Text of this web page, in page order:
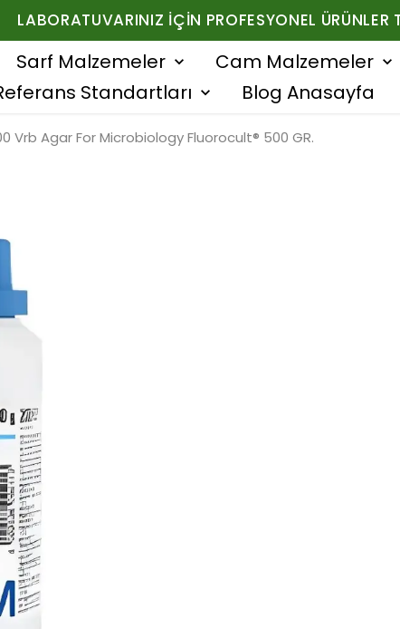
LABORATUVARINIZ İÇIN PROFESYONEL ÜRÜNLER
Sarf Malzemeler Cam Malzemeler
Standartları
Blog Anasayfa
Vrb Agar For Microbiology Fluorocult® 500 GR.